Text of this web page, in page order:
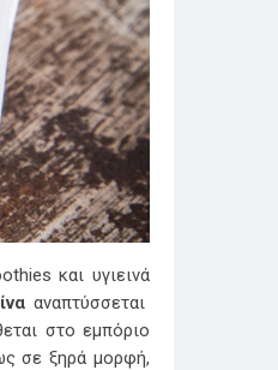
και υγιεινά
αναπτύσσεται
στο εμπόριο
σε ξηρά μορφή,